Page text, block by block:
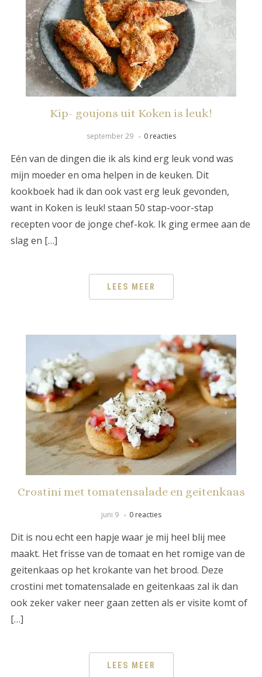
Kip- goujons uit Koken is leuk!
september 29 0 reacties
Eén van de dingen die ik als kind erg leuk vond was
mijn moeder en oma helpen in de keuken. Dit
kookboek had ik dan ook vast erg leuk gevonden,
want in Koken is leuk! staan 50 stap-voor-stap
recepten voor de jonge chef-kok. Ik ging ermee aan de
slag en […]
LEES MEER
Crostini met tomatensalade en geitenkaas
juni 9 0 reacties
Dit is nou echt een hapje waar je mij heel blij mee
maakt. Het frisse van de tomaat en het romige van de
geitenkaas op het krokante van het brood. Deze
crostini met tomatensalade en geitenkaas zal ik dan
ook zeker vaker neer gaan zetten als er visite komt of
[…]
LEES MEER